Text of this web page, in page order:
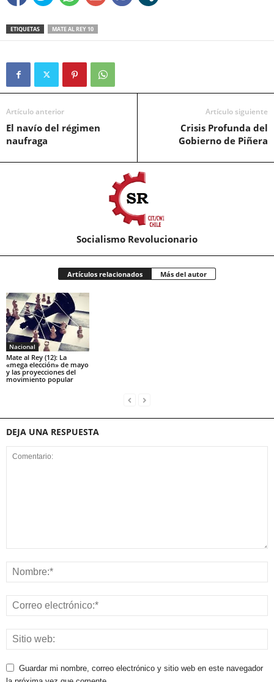
ETIQUETAS MATE AL REY 10
Artículo anterior
El navío del régimen
naufraga
Artículo siguiente
Crisis Profunda del
Gobierno de Piñera
Socialismo Revolucionario
Artículos relacionados Más del autor
Nacional
Mate al Rey (12): La
«mega elección» de mayo
y las proyecciones del
movimiento popular
DEJA UNA RESPUESTA
Guardar mi nombre, correo electrónico y sitio web en este navegador